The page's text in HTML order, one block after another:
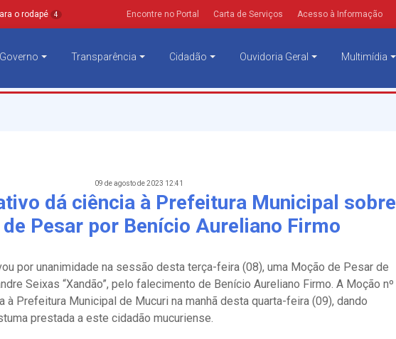
o rodapé 4 Encontre no Portal Carta de Serviços Acesso à Informação
Governo Transparência Cidadão Ouvidoria Geral Multimídia
09 de agosto de 2023 12:41
dá ciência à Prefeitura Municipal sobre
Pesar por Benício Aureliano Firmo
por unanimidade na sessão desta terça-feira (08), uma Moção de Pesar de
Seixas “Xandão”, pelo falecimento de Benício Aureliano Firmo. A Moção nº
Prefeitura Municipal de Mucuri na manhã desta quarta-feira (09), dando
prestada a este cidadão mucuriense.